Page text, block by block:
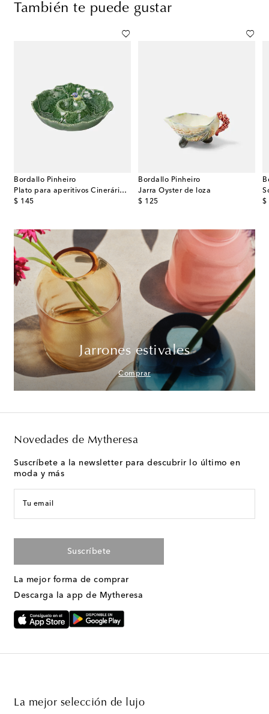
También te puede gustar
Bordallo Pinheiro
Plato para aperitivos Cinerária de cerámica
$ 145
original price
Bordallo Pinheiro
Jarra Oyster de loza
$ 125
original price
$
Jarrones estivales
Comprar
Novedades de Mytheresa
Suscríbete a la newsletter para descubrir lo último en
moda y más
Tu email
Suscríbete
La mejor forma de comprar
Descarga la app de Mytheresa
La mejor selección de lujo